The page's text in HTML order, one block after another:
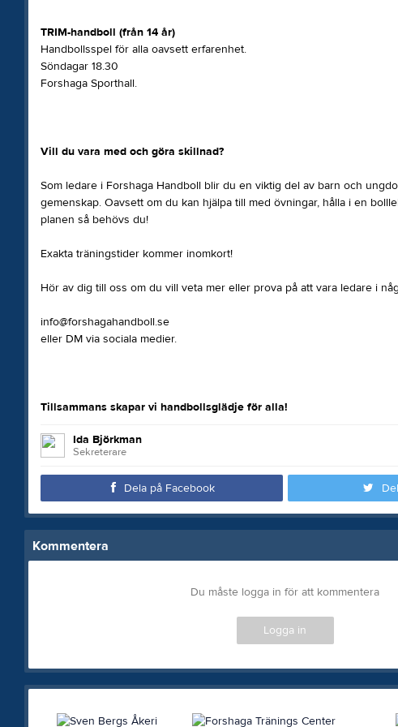
TRIM-handboll (från 14 år)
Handbollsspel för alla oavsett erfarenhet.
Söndagar 18.30
Forshaga Sporthall.
Vill du vara med och göra skillnad?
Som ledare i Forshaga Handboll blir du en viktig del av barn och
gemenskap. Oavsett om du kan hjälpa till med övningar, hålla i en
planen så behövs du!
Exakta träningstider kommer inomkort!
Hör av dig till oss om du vill veta mer eller prova på att vara ledare i
info@forshagahandboll.se
eller DM via sociala medier.
Tillsammans skapar vi handbollsglädje för alla!
Ida Björkman
Sekreterare
Dela på Facebook
Kommentera
Du måste logga in för att kommentera
Logga in